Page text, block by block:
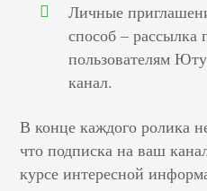
Личные
способ – рассылка
пользователям
канал.
В конце каждого ролика
что подписка на ваш
курсе интересной